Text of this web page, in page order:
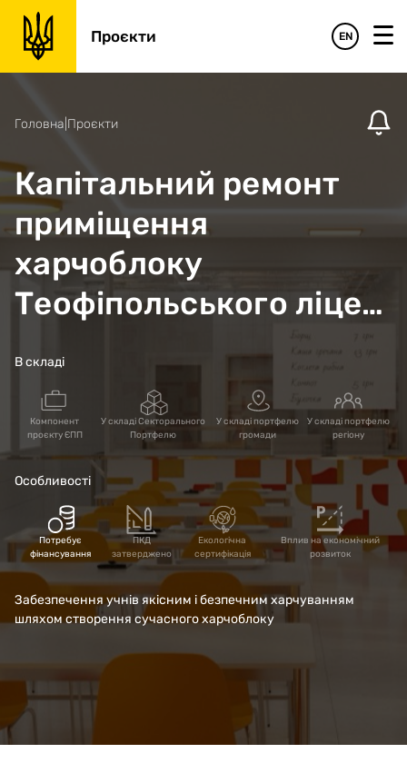
Проєкти EN
Головна Проєкти
Капітальний ремонт
приміщення
харчоблоку
Теофіпольського ліцею
В складі
Компонент
проєкту ЄПП
У складі Секторального
Портфелю
У складі портфелю
громади
У складі портфелю
регіону
Особливості
Потребує
фінансування
ПКД
затверджено
Екологічна
сертифікація
Вплив на економічний
розвиток
Забезпечення учнів якісним і безпечним харчуванням
шляхом створення сучасного харчоблоку